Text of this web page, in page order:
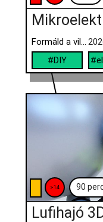
Formáld a világod!
#DIY
>14 90
Lufihajó